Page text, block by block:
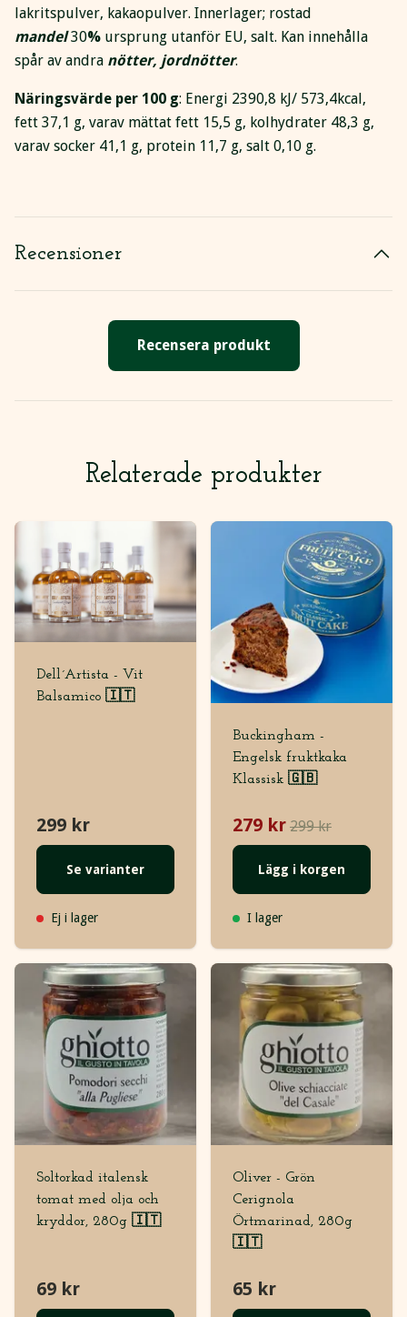
lakritspulver, kakaopulver. Innerlager; rostad
mandel30% ursprung utanför EU, salt. Kan innehålla
spår av andra nötter, jordnötter.
Näringsvärde per 100 g: Energi 2390,8 kJ/ 573,4kcal,
fett 37,1 g, varav mättat fett 15,5 g, kolhydrater 48,3 g,
varav socker 41,1 g, protein 11,7 g, salt 0,10 g.
Recensioner
Recensera produkt
Relaterade produkter
Dell´Artista - Vit
Balsamico 🇮🇹
299 kr
Se varianter
Ej i lager
Buckingham -
Engelsk fruktkaka
Klassisk 🇬🇧
279 kr 299 kr
Lägg i korgen
I lager
Soltorkad italensk
tomat med olja och
kryddor, 280g 🇮🇹
69 kr
Oliver - Grön
Cerignola
Örtmarinad, 280g
🇮🇹
65 kr